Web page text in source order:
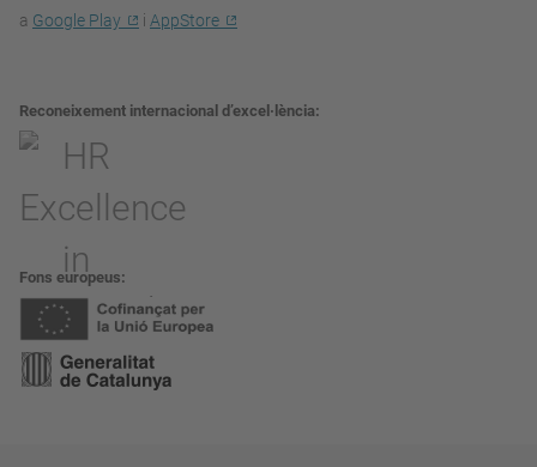
a Google Play i AppStore
Reconeixement internacional d’excel·lència
Fons europeus